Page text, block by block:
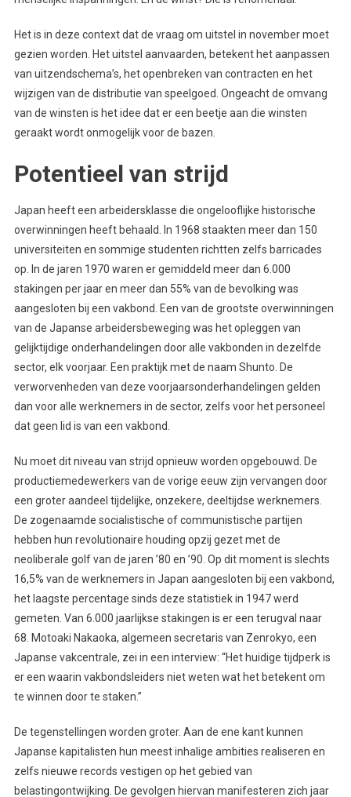
Het is in deze context dat de vraag om uitstel in november moet
gezien worden. Het uitstel aanvaarden, betekent het aanpassen
van uitzendschema’s, het openbreken van contracten en het
wijzigen van de distributie van speelgoed. Ongeacht de omvang
van de winsten is het idee dat er een beetje aan die winsten
geraakt wordt onmogelijk voor de bazen.
Potentieel van strijd
Japan heeft een arbeidersklasse die ongelooflijke historische
overwinningen heeft behaald. In 1968 staakten meer dan 150
universiteiten en sommige studenten richtten zelfs barricades
op. In de jaren 1970 waren er gemiddeld meer dan 6.000
stakingen per jaar en meer dan 55% van de bevolking was
aangesloten bij een vakbond. Een van de grootste overwinningen
van de Japanse arbeidersbeweging was het opleggen van
gelijktijdige onderhandelingen door alle vakbonden in dezelfde
sector, elk voorjaar. Een praktijk met de naam Shunto. De
verworvenheden van deze voorjaarsonderhandelingen gelden
dan voor alle werknemers in de sector, zelfs voor het personeel
dat geen lid is van een vakbond.
Nu moet dit niveau van strijd opnieuw worden opgebouwd. De
productiemedewerkers van de vorige eeuw zijn vervangen door
een groter aandeel tijdelijke, onzekere, deeltijdse werknemers.
De zogenaamde socialistische of communistische partijen
hebben hun revolutionaire houding opzij gezet met de
neoliberale golf van de jaren ’80 en ’90. Op dit moment is slechts
16,5% van de werknemers in Japan aangesloten bij een vakbond,
het laagste percentage sinds deze statistiek in 1947 werd
gemeten. Van 6.000 jaarlijkse stakingen is er een terugval naar
68. Motoaki Nakaoka, algemeen secretaris van Zenrokyo, een
Japanse vakcentrale, zei in een interview: “Het huidige tijdperk is
er een waarin vakbondsleiders niet weten wat het betekent om
te winnen door te staken.”
De tegenstellingen worden groter. Aan de ene kant kunnen
Japanse kapitalisten hun meest inhalige ambities realiseren en
zelfs nieuwe records vestigen op het gebied van
belastingontwijking. De gevolgen hiervan manifesteren zich jaar